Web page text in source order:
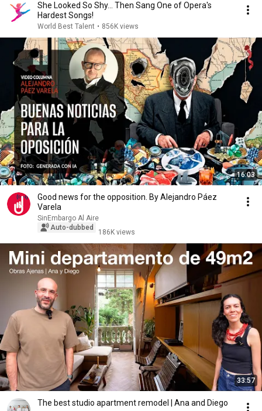
She Looked So Shy... Then Sang One of Opera's
Hardest Songs!
World Best Talent • 856K views
16:03
Good news for the opposition. By Alejandro Páez
Varela
SinEmbargo Al Aire
Auto-dubbed
186K views
33:57
The best studio apartment remodel | Ana and Diego